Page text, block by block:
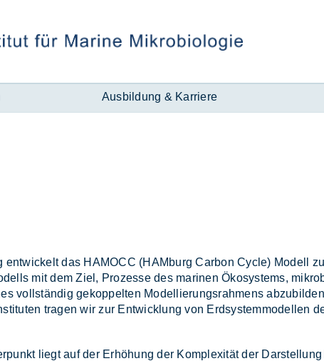
Ausbildung & Karriere
ent­wi­ckelt das HA­MOCC (HAM­burg Car­bon Cy­cle) Mo­dell
mit dem Ziel, Pro­zes­se des ma­ri­nen Öko­sys­tems,
voll­stän­dig ge­kop­pel­ten Mo­del­lie­rungs­rah­mens
tra­gen wir zur Ent­wick­lung von Erd­sys­tem­mo­del­len
liegt auf der Er­hö­hung der Kom­ple­xi­tät der